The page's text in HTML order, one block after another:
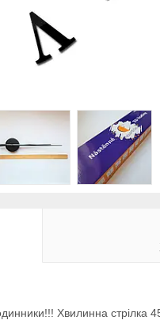
Хвилинна стрілка